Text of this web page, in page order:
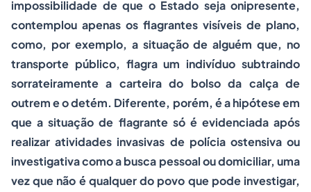
impossibilidade de que o Estado seja onipresente,
contemplou apenas os flagrantes visíveis de plano,
como, por exemplo, a situação de alguém que, no
transporte público, flagra um indivíduo subtraindo
sorrateiramente a carteira do bolso da calça de
outrem e o detém. Diferente, porém, é a hipótese em
que a situação de flagrante só é evidenciada após
realizar atividades invasivas de polícia ostensiva ou
investigativa como a busca pessoal ou domiciliar, uma
vez que não é qualquer do povo que pode investigar,